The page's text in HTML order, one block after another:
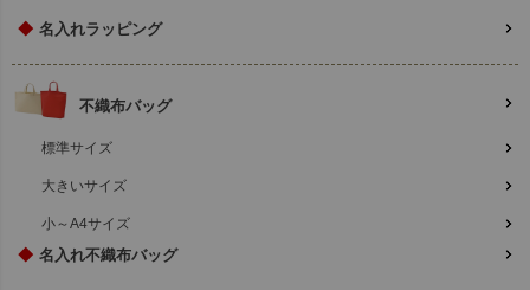
◆ 名入れラッピング
不織布バッグ
標準サイズ
大きいサイズ
小～A4サイズ
◆ 名入れ不織布バッグ